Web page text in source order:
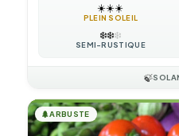
☀️☀️☀️
PLEIN SOLEIL
❄️❄️❄️
SEMI-RUSTIQUE
🍃
🌲ARBUSTE